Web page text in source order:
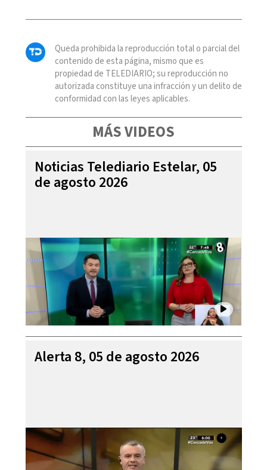
Queda prohibida la reproducción total o parcial del
contenido de esta página, mismo que es
propiedad de TELEDIARIO; su reproducción no
autorizada constituye una infracción y un delito de
conformidad con las leyes aplicables.
MÁS VIDEOS
Noticias Telediario Estelar, 05
de agosto 2026
Alerta 8, 05 de agosto 2026